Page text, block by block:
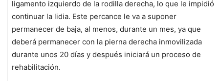
ligamento izquierdo de la rodilla derecha, lo que le impidió
continuar la lidia. Este percance le va a suponer
permanecer de baja, al menos, durante un mes, ya que
deberá permanecer con la pierna derecha inmovilizada
durante unos 20 días y después iniciará un proceso de
rehabilitación.